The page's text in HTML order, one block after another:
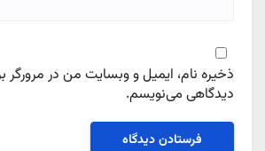
ذخیره نام، ایمیل و وبسایت من در مرورگر
دیدگاهی می‌نویسم.